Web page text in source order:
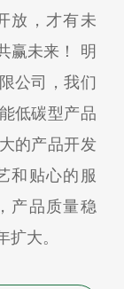
放，才有未
赢未来！ 明
公司，我们
低碳型产品
的产品开发
和贴心的服
产品质量稳
大。